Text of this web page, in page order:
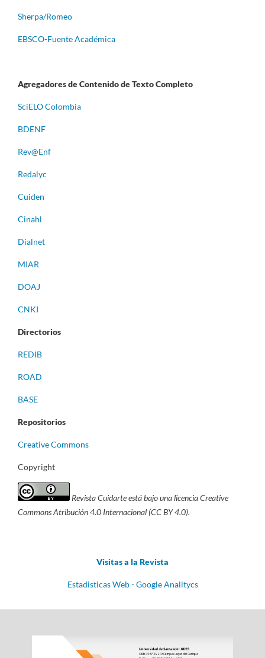
Sherpa/Romeo
EBSCO-Fuente Académica
Agregadores de Contenido de Texto Completo
SciELO Colombia
BDENF
Rev@Enf
Redalyc
Cuiden
Cinahl
Dialnet
MIAR
DOAJ
CNKI
Directorios
REDIB
ROAD
BASE
Repositorios
Creative Commons
Copyright
Revista Cuidarte está bajo una licencia Creative
Commons Atribución 4.0 Internacional (CC BY 4.0).
Visitas a la Revista
Estadisticas Web - Google Analitycs